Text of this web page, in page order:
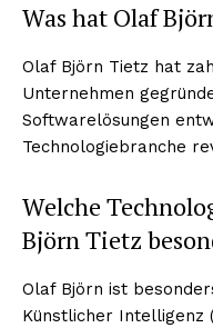
Was hat Olaf
Olaf Björn Tietz hat
Unternehmen
Softwarelösungen
Technologiebranche
Welche
Björn Tietz
Olaf Björn ist
Künstlicher Intelligenz